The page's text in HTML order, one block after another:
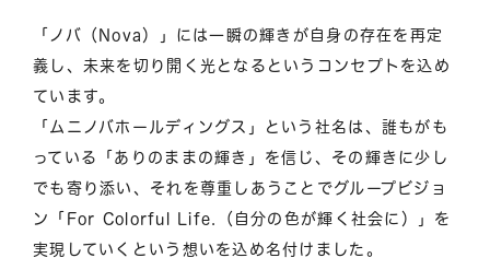
「ノバ（Nova）」には一瞬の輝きが自身の存在を再定
義し、未来を切り開く光となるというコンセプトを込め
ています。
「ムニノバホールディングス」という社名は、誰もがも
っている「ありのままの輝き」を信じ、その輝きに少し
でも寄り添い、それを尊重しあうことでグループビジョ
ン「For Colorful Life.（自分の色が輝く社会に）」を
実現していくという想いを込め名付けました。